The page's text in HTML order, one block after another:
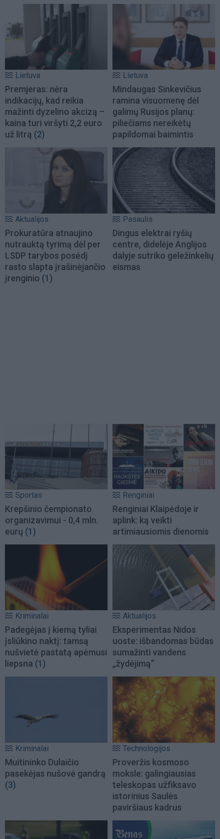
Lietuva
Premjeras: nėra
indikacijų, kad reikia
mažinti dyzelino akcizą –
kaina turi viršyti 2,2 euro
už litrą (2)
Lietuva
Mindaugas Sinkevičius
ramina visuomenę dėl
galimų Rusijos planų:
piliečiams nereikėtų
papildomai baimintis
Aktualijos
Prokuratūra atnaujino
nutrauktą tyrimą dėl per
LSDP tarybos posėdį
rasto slapta įrašinėjančio
įrenginio (1)
Pasaulis
Dingus elektrai ryšių
centre, didelėje Anglijos
dalyje sutriko geležinkelių
eismas
Sportas
Krepšinio čempionato
organizavimui - 0,4 mln.
eurų (1)
Renginiai
Renginiai Klaipėdoje ir
aplink: ką veikti
artimiausiomis dienomis
Kriminalai
Padegėjas į kiemą tyliai
įsliūkino naktį: tamsą
nušvietė pastatą apėmusi
liepsna (1)
Aktualijos
Eksperimentas Nidos
uoste: išbandomas būdas
sumažinti vandens
„žydėjimą“
Kriminalai
Muitininko Dulaičio
pasekėjas nušovė gandrą
(3)
Technologijos
Proveržis kosmoso
moksle: galingiausias
teleskopas užfiksavo
istorinius Saulės
paviršiaus kadrus